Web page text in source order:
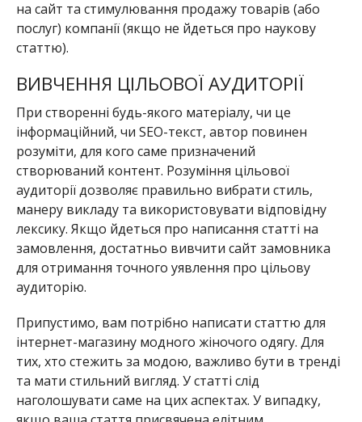
на сайт та стимулювання продажу товарів (або
послуг) компанії (якщо не йдеться про наукову
статтю).
ВИВЧЕННЯ ЦІЛЬОВОЇ АУДИТОРІЇ
При створенні будь-якого матеріалу, чи це
інформаційний, чи SEO-текст, автор повинен
розуміти, для кого саме призначений
створюваний контент. Розуміння цільової
аудиторії дозволяє правильно вибрати стиль,
манеру викладу та використовувати відповідну
лексику. Якщо йдеться про написання статті на
замовлення, достатньо вивчити сайт замовника
для отримання точного уявлення про цільову
аудиторію.
Припустимо, вам потрібно написати статтю для
інтернет-магазину модного жіночого одягу. Для
тих, хто стежить за модою, важливо бути в тренді
та мати стильний вигляд. У статті слід
наголошувати саме на цих аспектах. У випадку,